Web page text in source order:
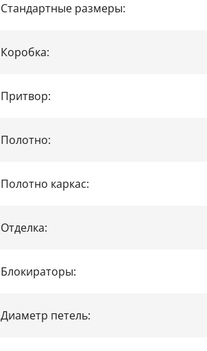
Стандартные размеры:
Коробка:
Притвор:
Полотно:
Полотно каркас:
Отделка:
Блокираторы:
Диаметр петель: